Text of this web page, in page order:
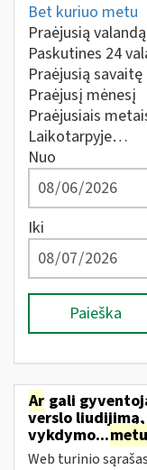
Bet kuriuo metu
Praėjusią valandą
Paskutines 24
Praėjusią savaitę
Praėjusį mėnesį
Praėjusiais
Laikotarpyje…
Nuo
Iki
Paieška
Ar gali
verslo
vykdymo...metu
Web turinio sąrašas